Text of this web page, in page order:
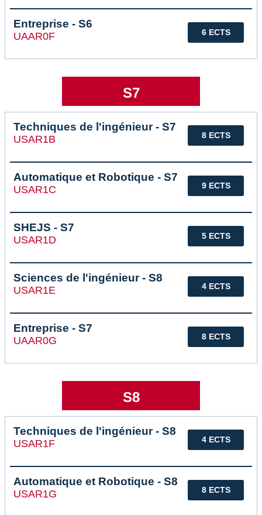
6 ECTS
Entreprise - S6
UAAR0F
S7
8 ECTS
Techniques de l'ingénieur - S7
USAR1B
9 ECTS
Automatique et Robotique - S7
USAR1C
5 ECTS
SHEJS - S7
USAR1D
4 ECTS
Sciences de l'ingénieur - S8
USAR1E
8 ECTS
Entreprise - S7
UAAR0G
S8
4 ECTS
Techniques de l'ingénieur - S8
USAR1F
8 ECTS
Automatique et Robotique - S8
USAR1G